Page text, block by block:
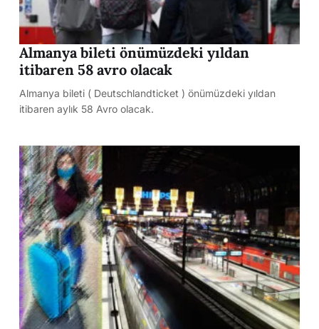
Almanya bileti önümüzdeki yıldan
itibaren 58 avro olacak
Almanya bileti ( Deutschlandticket ) önümüzdeki yıldan
itibaren aylık 58 Avro olacak.